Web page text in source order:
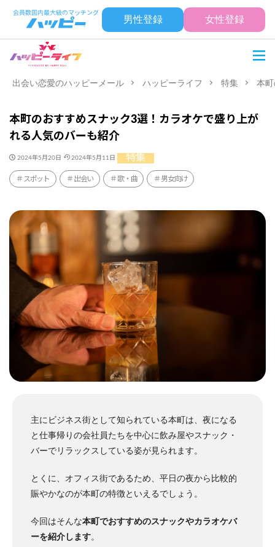
男性登録 女性登録
出会い恋愛のハッピーメール ハッピーライフ 特集 本
本町のおすすめスナック3選！カラオケで盛り上が
れる人気のバーも紹介
2024年5月20日 2024年5月11日 特集
スポット 出会い 歌・曲 男女向け
主にビジネス街として知られている本町は、夜になる
と仕事帰りの会社員たちを中心に飲み屋やスナック・
バーでリラックスしている姿が見られます。
とくに、オフィス街であるため、平日の夜から比較的
賑やかなのが本町の特徴といえるでしょう。
今回はそんな本町でおすすめのスナックやカラオケバ
ーを紹介します。